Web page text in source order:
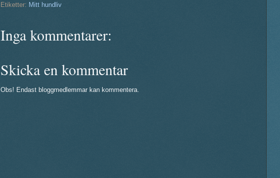
Etiketter: Mitt hundliv
Inga kommentarer:
Skicka en kommentar
Obs! Endast bloggmedlemmar kan kommentera.